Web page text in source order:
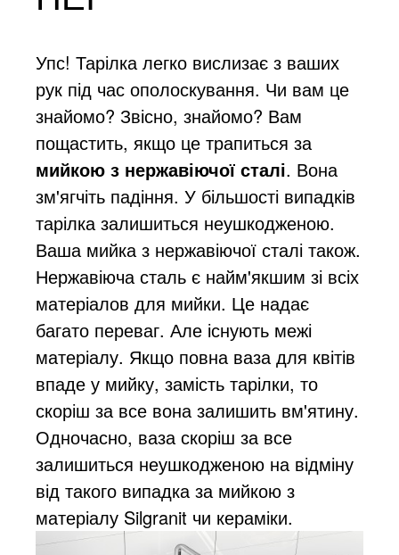
Упс! Тарілка легко вислизає з ваших
рук під час ополоскування. Чи вам це
знайомо? Звісно, знайомо? Вам
пощастить, якщо це трапиться за
мийкою з нержавіючої сталі. Вона
зм'ягчіть падіння. У більшості випадків
тарілка залишиться неушкодженою.
Ваша мийка з нержавіючої сталі також.
Нержавіюча сталь є найм'якшим зі всіх
матеріалов для мийки. Це надає
багато переваг. Але існують межі
матеріалу. Якщо повна ваза для квітів
впаде у мийку, замість тарілки, то
скоріш за все вона залишить вм'ятину.
Одночасно, ваза скоріш за все
залишиться неушкодженою на відміну
від такого випадка за мийкою з
матеріалу Silgranit чи кераміки.